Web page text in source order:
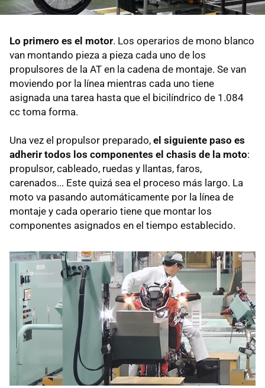
Lo primero es el motor. Los operarios de mono blanco
van montando pieza a pieza cada uno de los
propulsores de la AT en la cadena de montaje. Se van
moviendo por la línea mientras cada uno tiene
asignada una tarea hasta que el bicilíndrico de 1.084
cc toma forma.
Una vez el propulsor preparado, el siguiente paso es
adherir todos los componentes el chasis de la moto:
propulsor, cableado, ruedas y llantas, faros,
carenados... Este quizá sea el proceso más largo. La
moto va pasando automáticamente por la línea de
montaje y cada operario tiene que montar los
componentes asignados en el tiempo establecido.